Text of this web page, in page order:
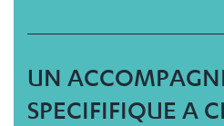
UN
SPECIFIFIQUE A